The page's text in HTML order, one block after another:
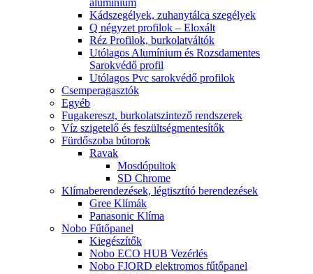
alumínium
Kádszegélyek, zuhanytálca szegélyek
Q négyzet profilok – Eloxált
Réz Profilok, burkolatváltók
Utólagos Alumínium és Rozsdamentes
Sarokvédő profil
Utólagos Pvc sarokvédő profilok
Csemperagasztók
Egyéb
Fugakereszt, burkolatszintező rendszerek
Víz szigetelő és feszültségmentesítők
Fürdőszoba bútorok
Ravak
Mosdópultok
SD Chrome
Klímaberendezések, légtisztító berendezések
Gree Klímák
Panasonic Klíma
Nobo Fűtőpanel
Kiegészítők
Nobo ECO HUB Vezérlés
Nobo FJORD elektromos fűtőpanel